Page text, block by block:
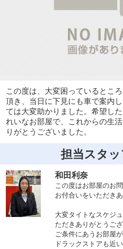
この度は、大変困っているとこ
頂き、当日に下見にも車で案内
ては大変助かりました。希望し
れいなお部屋で、これからの生
りがとうございました。
担当スタッ
和田利奈
この度はお部屋のお
お付合いをいただき
大変タイトなスケジ
ただきありがとうござ
ご条件にあうお部屋
ドラックストアも近